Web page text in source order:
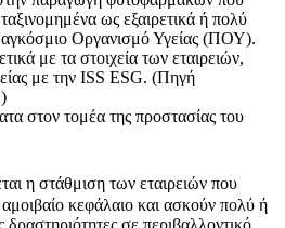
ως εξαιρετικά ή πολύ
Οργανισμό Υγείας (ΠΟΥ).
με τα στοιχεία των εταιρειών,
με την ISS ESG. (Πηγή
στον τομέα της προστασίας του
η στάθμιση των εταιρειών που
κεφάλαιο και ασκούν πολύ ή
σε περιβαλλοντικό